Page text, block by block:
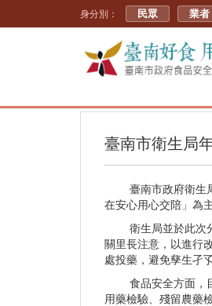
身分別： 民眾 業者
臺南市衛生局
臺南市政府衛生局
在安心用心交陪」為
衛生局並於此次分
關里長注意，以進行
處投藥，避免孳生孑孓
食品安全方面，目
用藥檢驗、殘留農藥